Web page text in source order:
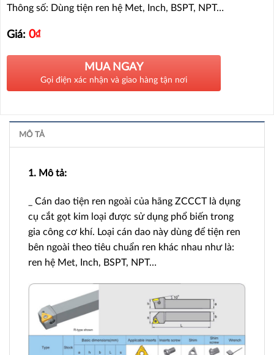
Thông số: Dùng tiện ren hệ Met, Inch, BSPT, NPT…
Giá: 0₫
MUA NGAY
Gọi điện xác nhận và giao hàng tận nơi
MÔ TẢ
1. Mô tả:
_ Cán dao tiện ren ngoài của hãng ZCCCT là dụng
cụ cắt gọt kim loại được sử dụng phổ biến trong
gia công cơ khí. Loại cán dao này dùng để tiện ren
bên ngoài theo tiêu chuẩn ren khác nhau như là:
ren hệ Met, Inch, BSPT, NPT…